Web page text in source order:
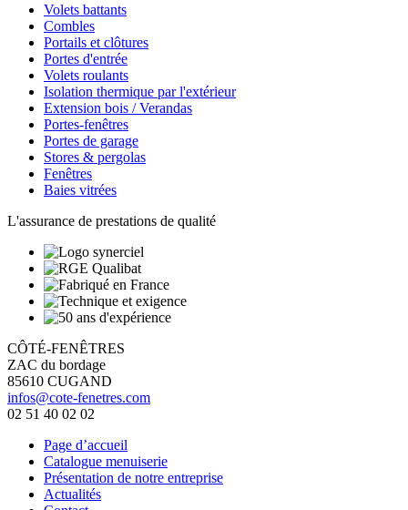
Volets battants
Combles
Portails et clôtures
Portes d'entrée
Volets roulants
Isolation thermique par l'extérieur
Extension bois / Verandas
Portes-fenêtres
Portes de garage
Stores & pergolas
Fenêtres
Baies vitrées
L'assurance de prestations de qualité
CÔTÉ-FENÊTRES
ZAC du bordage
85610 CUGAND
infos@cote-fenetres.com
02 51 40 02 02
Page d’accueil
Catalogue menuiserie
Présentation de notre entreprise
Actualités